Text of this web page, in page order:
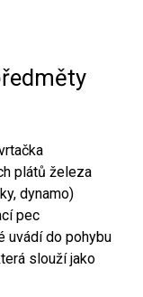
plátů železa
dynamo)
pec
uvádí do pohybu
slouží jako